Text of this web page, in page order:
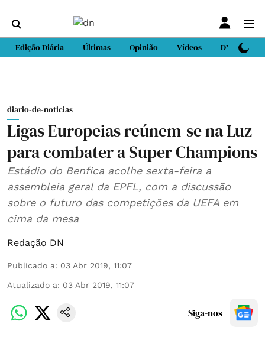
Edição Diária Últimas Opinião Vídeos DN Sport
diario-de-noticias
Ligas Europeias reúnem-se na Luz
para combater a Super Champions
Estádio do Benfica acolhe sexta-feira a
assembleia geral da EPFL, com a discussão
sobre o futuro das competições da UEFA em
cima da mesa
Redação DN
Publicado a: 03 Abr 2019, 11:07
Atualizado a: 03 Abr 2019, 11:07
Siga-nos